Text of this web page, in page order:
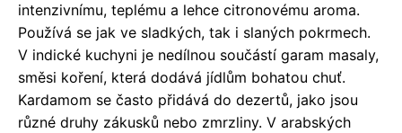
intenzivnímu, teplému a lehce citronovému aroma.
Používá se jak ve sladkých, tak i slaných pokrmech.
V indické kuchyni je nedílnou součástí garam masaly,
směsi koření, která dodává jídlům bohatou chuť.
Kardamom se často přidává do dezertů, jako jsou
různé druhy zákusků nebo zmrzliny. V arabských